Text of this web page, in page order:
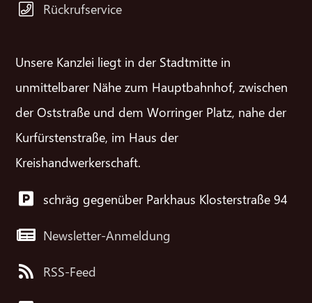
Rückrufservice
Unsere Kanzlei liegt in der Stadtmitte in
unmittelbarer Nähe zum Hauptbahnhof, zwischen
der Oststraße und dem Worringer Platz, nahe der
Kurfürstenstraße, im Haus der
Kreishandwerkerschaft.
schräg gegenüber Parkhaus Klosterstraße 94
Newsletter-Anmeldung
RSS-Feed